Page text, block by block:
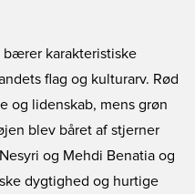
i historiebøgerne. Hvis du er stor
eller bare synes deres
bærer karakteristiske
flag og kulturarv. Rød
og lidenskab, mens grøn
blev båret af stjerner
og Mehdi Benatia og
dygtighed og hurtige